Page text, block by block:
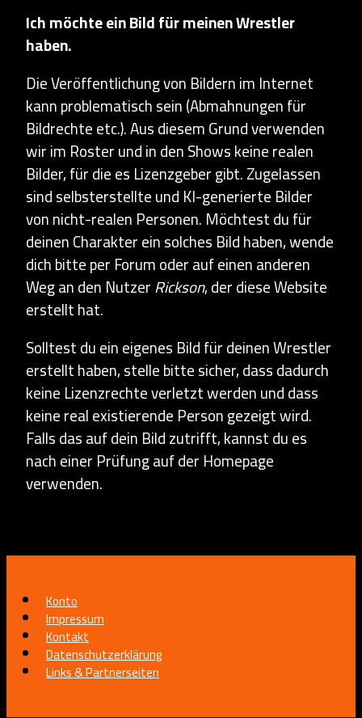
Ich möchte ein Bild für meinen Wrestler
haben.
Die Veröffentlichung von Bildern im Internet
kann problematisch sein (Abmahnungen für
Bildrechte etc.). Aus diesem Grund verwenden
wir im Roster und in den Shows keine realen
Bilder, für die es Lizenzgeber gibt. Zugelassen
sind selbsterstellte und KI-generierte Bilder
von nicht-realen Personen. Möchtest du für
deinen Charakter ein solches Bild haben, wende
dich bitte per Forum oder auf einen anderen
Weg an den NutzerRickson, der diese Website
erstellt hat.
Solltest du ein eigenes Bild für deinen Wrestler
erstellt haben, stelle bitte sicher, dass dadurch
keine Lizenzrechte verletzt werden und dass
keine real existierende Person gezeigt wird.
Falls das auf dein Bild zutrifft, kannst du es
nach einer Prüfung auf der Homepage
verwenden.
Konto
Impressum
Kontakt
Datenschutzerklärung
Links & Partnerseiten